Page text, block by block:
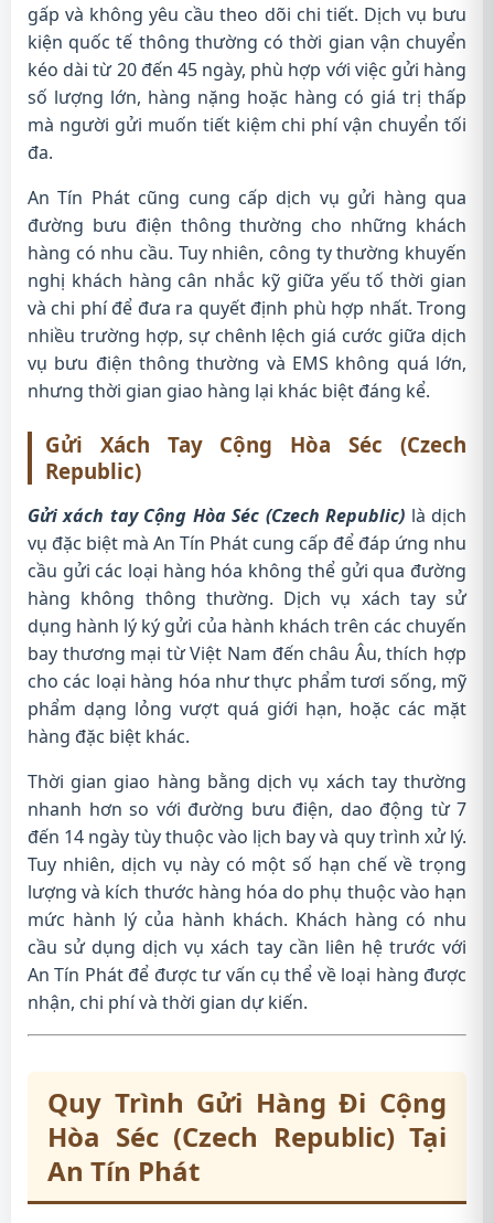
gấp và không yêu cầu theo dõi chi tiết. Dịch vụ bưu
kiện quốc tế thông thường có thời gian vận chuyển
kéo dài từ 20 đến 45 ngày, phù hợp với việc gửi hàng
số lượng lớn, hàng nặng hoặc hàng có giá trị thấp
mà người gửi muốn tiết kiệm chi phí vận chuyển tối
đa.
An Tín Phát cũng cung cấp dịch vụ gửi hàng qua
đường bưu điện thông thường cho những khách
hàng có nhu cầu. Tuy nhiên, công ty thường khuyến
nghị khách hàng cân nhắc kỹ giữa yếu tố thời gian
và chi phí để đưa ra quyết định phù hợp nhất. Trong
nhiều trường hợp, sự chênh lệch giá cước giữa dịch
vụ bưu điện thông thường và EMS không quá lớn,
nhưng thời gian giao hàng lại khác biệt đáng kể.
Gửi Xách Tay Cộng Hòa Séc (Czech
Republic)
Gửi xách tay Cộng Hòa Séc (Czech Republic) là dịch
vụ đặc biệt mà An Tín Phát cung cấp để đáp ứng nhu
cầu gửi các loại hàng hóa không thể gửi qua đường
hàng không thông thường. Dịch vụ xách tay sử
dụng hành lý ký gửi của hành khách trên các chuyến
bay thương mại từ Việt Nam đến châu Âu, thích hợp
cho các loại hàng hóa như thực phẩm tươi sống, mỹ
phẩm dạng lỏng vượt quá giới hạn, hoặc các mặt
hàng đặc biệt khác.
Thời gian giao hàng bằng dịch vụ xách tay thường
nhanh hơn so với đường bưu điện, dao động từ 7
đến 14 ngày tùy thuộc vào lịch bay và quy trình xử lý.
Tuy nhiên, dịch vụ này có một số hạn chế về trọng
lượng và kích thước hàng hóa do phụ thuộc vào hạn
mức hành lý của hành khách. Khách hàng có nhu
cầu sử dụng dịch vụ xách tay cần liên hệ trước với
An Tín Phát để được tư vấn cụ thể về loại hàng được
nhận, chi phí và thời gian dự kiến.
Quy Trình Gửi Hàng Đi Cộng
Hòa Séc (Czech Republic) Tại
An Tín Phát